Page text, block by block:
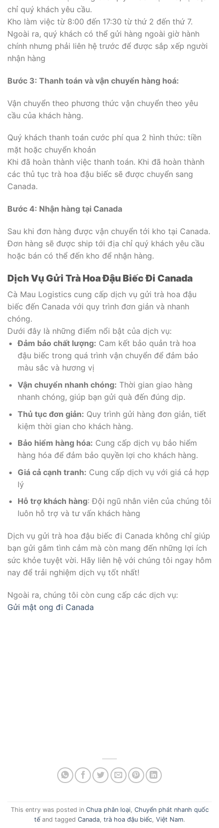
chỉ quý khách yêu cầu.
Kho làm việc từ 8:00 đến 17:30 từ thứ 2 đến thứ 7.
Ngoài ra, quý khách có thể gửi hàng ngoài giờ hành
chính nhưng phải liên hệ trước để được sắp xếp người
nhận hàng
Bước 3: Thanh toán và vận chuyển hàng hoá:
Vận chuyển theo phương thức vận chuyển theo yêu
cầu của khách hàng.
Quý khách thanh toán cước phí qua 2 hình thức: tiền
mặt hoặc chuyển khoản
Khi đã hoàn thành việc thanh toán. Khi đã hoàn thành
các thủ tục trà hoa đậu biếc sẽ được chuyển sang
Canada.
Bước 4: Nhận hàng tại Canada
Sau khi đơn hàng được vận chuyển tới kho tại Canada.
Đơn hàng sẽ được ship tới địa chỉ quý khách yêu cầu
hoặc bán có thể đến kho để nhận hàng.
Dịch Vụ Gửi Trà Hoa Đậu Biếc Đi Canada
Cà Mau Logistics cung cấp dịch vụ gửi trà hoa đậu
biếc đến Canada với quy trình đơn giản và nhanh
chóng.
Dưới đây là những điểm nổi bật của dịch vụ:
Đảm bảo chất lượng: Cam kết bảo quản trà hoa
đậu biếc trong quá trình vận chuyển để đảm bảo
màu sắc và hương vị
Vận chuyển nhanh chóng: Thời gian giao hàng
nhanh chóng, giúp bạn gửi quà đến đúng dịp.
Thủ tục đơn giản: Quy trình gửi hàng đơn giản, tiết
kiệm thời gian cho khách hàng.
Bảo hiểm hàng hóa: Cung cấp dịch vụ bảo hiểm
hàng hóa để đảm bảo quyền lợi cho khách hàng.
Giá cả cạnh tranh: Cung cấp dịch vụ với giá cả hợp
lý
Hỗ trợ khách hàng: Đội ngũ nhân viên của chúng tôi
luôn hỗ trợ và tư vấn khách hàng
Dịch vụ gửi trà hoa đậu biếc đi Canada không chỉ giúp
bạn gửi gắm tình cảm mà còn mang đến những lợi ích
sức khỏe tuyệt vời. Hãy liên hệ với chúng tôi ngay hôm
nay để trải nghiệm dịch vụ tốt nhất!
Ngoài ra, chúng tôi còn cung cấp các dịch vụ:
Gửi mật ong đi Canada
This entry was posted in Chưa phân loại, Chuyển phát nhanh quốc
tếand tagged Canada, trà hoa đậu biếc, Việt Nam.